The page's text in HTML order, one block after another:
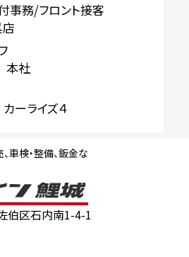
事務/フロント接客
本社
ーライズ４
車検・整備、鈑金な
伯区石内南1-4-1